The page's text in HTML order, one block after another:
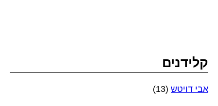
קלידנים
אבי דויטש (13)